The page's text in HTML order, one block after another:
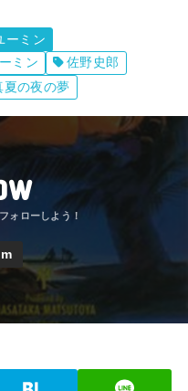
ーミン
ミン
佐野史郎
夏の夜の夢